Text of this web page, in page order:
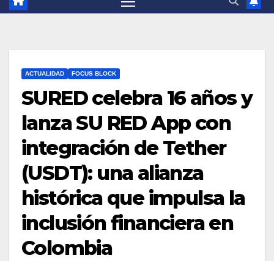
ACTUALIDAD FOCUS BLOCK
SURED celebra 16 años y
lanza SU RED App con
integración de Tether
(USDT): una alianza
histórica que impulsa la
inclusión financiera en
Colombia